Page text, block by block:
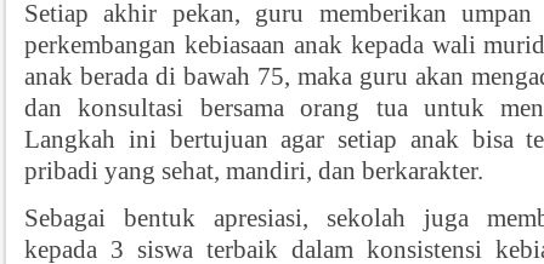
Setiap akhir pekan, guru memberikan
perkembangan kebiasaan anak kepada wali
anak berada di bawah 75, maka guru akan
dan konsultasi bersama orang tua untuk
Langkah ini bertujuan agar setiap anak bisa
pribadi yang sehat, mandiri, dan berkarakter.
Sebagai bentuk apresiasi, sekolah juga
kepada 3 siswa terbaik dalam konsistensi